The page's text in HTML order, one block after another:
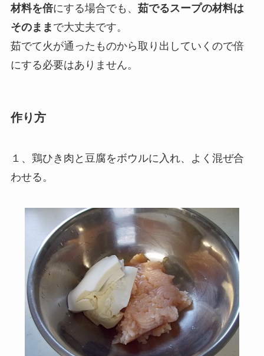
材料を倍にする場合でも、 茹でるスープの材料は
そのまま で大丈夫です。
茹でて火が通ったものから取り出していくので倍
にする必要はありません。
作り方
１、鶏ひき肉と豆腐をボウルに入れ、よく混ぜ合
わせる。